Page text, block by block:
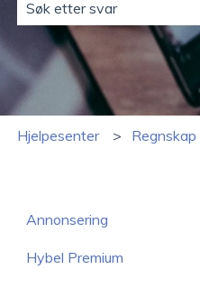
Det finnes ingen
Hjelpesenter Regnskap
Annonsering
Hybel Premium